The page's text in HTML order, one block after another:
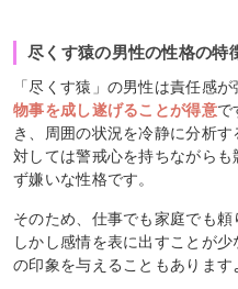
尽くす猿の男性の性格の特
「尽くす猿」の男性は責任感が
物事を成し遂げることが得意で
き、周囲の状況を冷静に分析
対しては警戒心を持ちながら
ず嫌いな性格です。
そのため、仕事でも家庭でも頼
しかし感情を表に出すことが
の印象を与えることもあります